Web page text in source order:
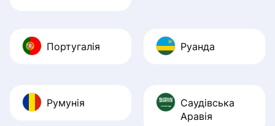
Португалія Руанда
Румунія
Саудівська
Аравія